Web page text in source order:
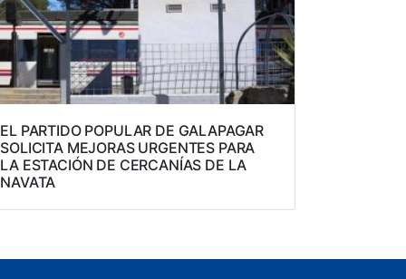
EL PARTIDO POPULAR DE GALAPAGAR
SOLICITA MEJORAS URGENTES PARA
LA ESTACIÓN DE CERCANÍAS DE LA
NAVATA